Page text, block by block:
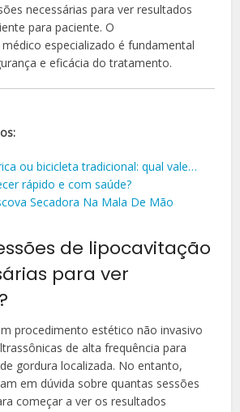
necessárias para ver resultados
para paciente. O
especializado é fundamental
e eficácia do tratamento.
ou bicicleta tradicional: qual vale…
rápido e com saúde?
Secadora Na Mala De Mão
de lipocavitação
para ver
procedimento estético não invasivo
de alta frequência para
gordura localizada. No entanto,
em dúvida sobre quantas sessões
começar a ver os resultados